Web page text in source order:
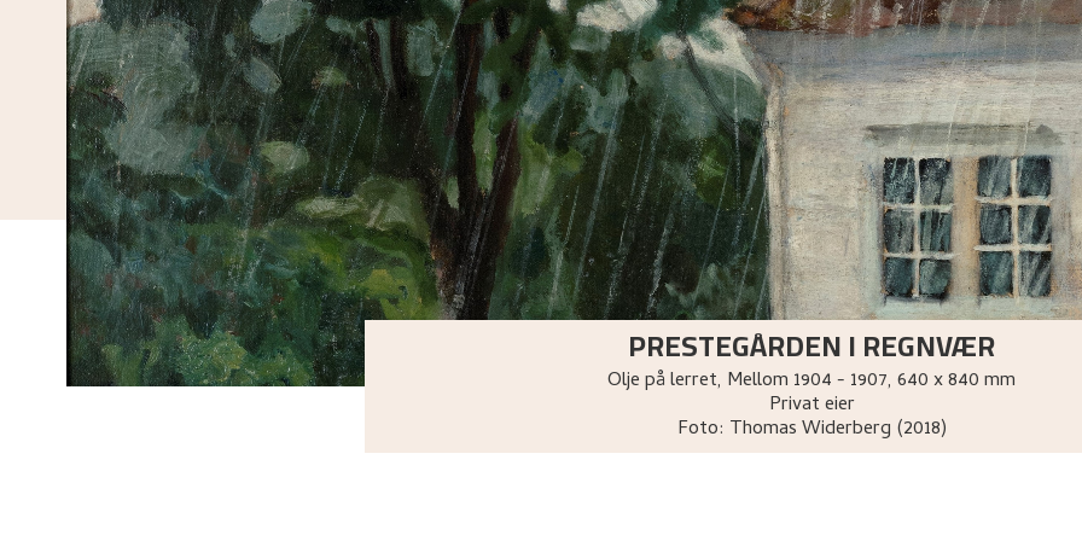
PRESTEGÅRDEN I REGNVÆR
Olje på lerret, Mellom 1904 - 1907, 640 x 840 mm
Privat eier
Foto: Thomas Widerberg (2018)